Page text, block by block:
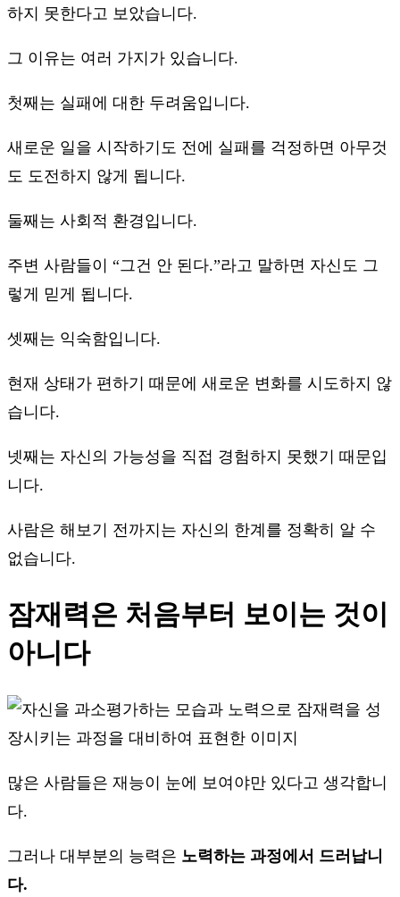
하지 못한다고 보았습니다.
그 이유는 여러 가지가 있습니다.
첫째는 실패에 대한 두려움입니다.
새로운 일을 시작하기도 전에 실패를 걱정하면 아무것
도 도전하지 않게 됩니다.
둘째는 사회적 환경입니다.
주변 사람들이 “그건 안 된다.”라고 말하면 자신도 그
렇게 믿게 됩니다.
셋째는 익숙함입니다.
현재 상태가 편하기 때문에 새로운 변화를 시도하지 않
습니다.
넷째는 자신의 가능성을 직접 경험하지 못했기 때문입
니다.
사람은 해보기 전까지는 자신의 한계를 정확히 알 수
없습니다.
잠재력은 처음부터 보이는 것이
아니다
많은 사람들은 재능이 눈에 보여야만 있다고 생각합니
다.
그러나 대부분의 능력은 노력하는 과정에서 드러납니
다.